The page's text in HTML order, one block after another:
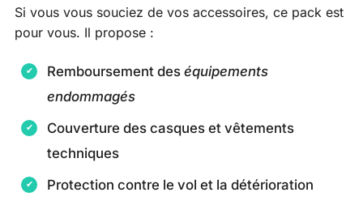
Si vous vous souciez de vos accessoires, ce pack est
pour vous. Il propose :
Remboursement des équipements
endommagés
Couverture des casques et vêtements
techniques
Protection contre le vol et la détérioration